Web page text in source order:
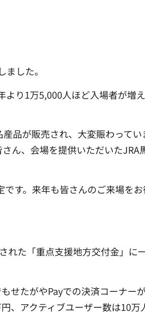
した。
り1万5,000人ほど入場者が増
品が販売され、大変賑わってい
ん、会場を提供いただいたJRA
す。来年も皆さんのご来場を
れた「重点支援地方交付金」に
せたがやPayでの決済コーナー
、アクティブユーザー数は10万